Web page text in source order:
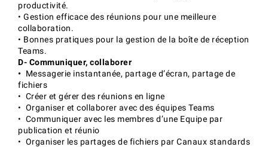
productivité.
• Gestion efficace des réunions pour une meilleure
collaboration.
• Bonnes pratiques pour la gestion de la boîte de réception
Teams.
D- Communiquer, collaborer
• Messagerie instantanée, partage d’écran, partage de
fichiers
• Créer et gérer des réunions en ligne
• Organiser et collaborer avec des équipes Teams
• Communiquer avec les membres d’une Equipe par
publication et réunio
• Organiser les partages de fichiers par Canaux standards